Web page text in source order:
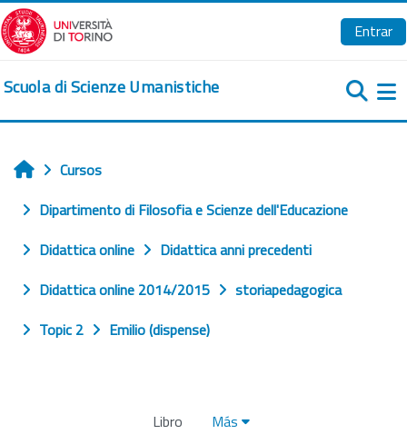
Salta al contenido principal
Entrar
Scuola di Scienze Umanistiche
Inicio
Cursos
Dipartimento di Filosofia e Scienze dell'Educazione
Didattica online
Didattica anni precedenti
Didattica online 2014/2015
storiapedagogica
Topic 2
Emilio (dispense)
Libro Más